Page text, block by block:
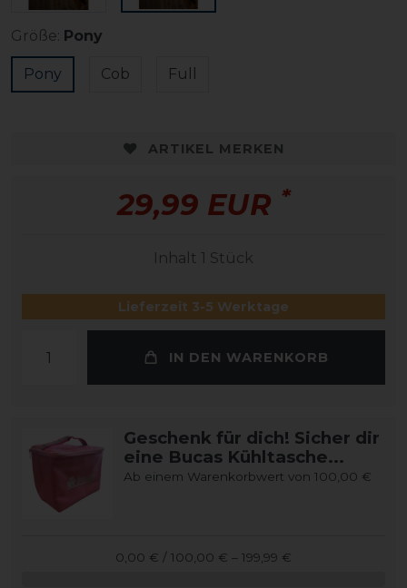
Größe: Pony
Pony Cob Full
ARTIKEL MERKEN
29,99 EUR *
Inhalt 1 Stück
Lieferzeit 3-5 Werktage
IN DEN WARENKORB
Geschenk für dich! Sicher dir
eine Bucas Kühltasche...
Ab einem Warenkorbwert von 100,00 €
0,00 € / 100,00 € – 199,99 €